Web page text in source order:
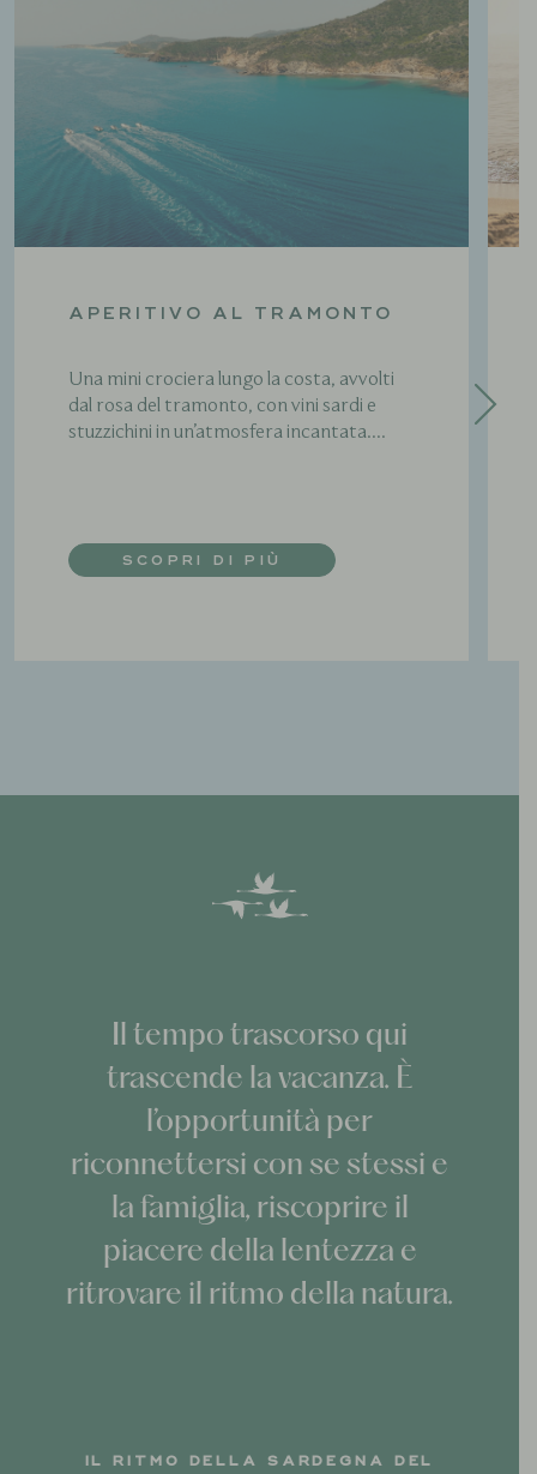
APERITIVO AL TRAMONTO
Una mini crociera lungo la costa, avvolti
dal rosa del tramonto, con vini sardi e
stuzzichini in un’atmosfera incantata....
SCOPRI DI PIÙ
Il tempo trascorso qui
trascende la vacanza. È
l’opportunità per
riconnettersi con se stessi e
la famiglia, riscoprire il
piacere della lentezza e
ritrovare il ritmo della natura.
IL RITMO DELLA SARDEGNA DEL